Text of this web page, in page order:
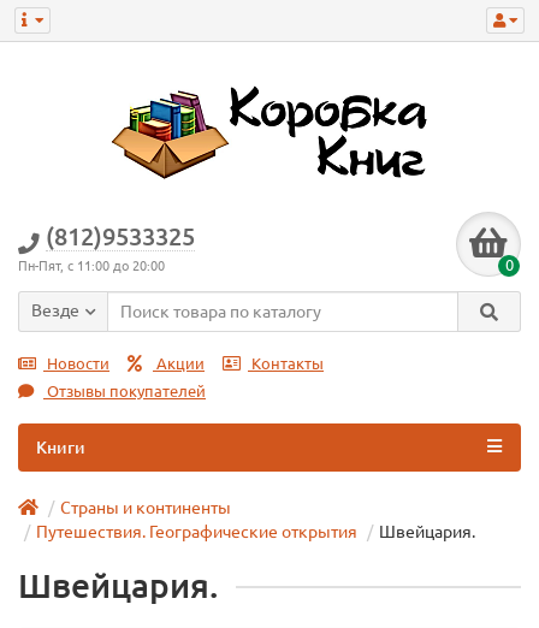
(812)9533325
Пн-Пят, с 11:00 до 20:00 0
Везде
Новости Акции
Контакты
Отзывы покупателей
Книги
Страны и континенты
Путешествия. Географические открытия
Швейцария.
Швейцария.